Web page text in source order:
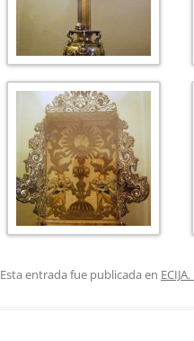
Esta entrada fue publicada en